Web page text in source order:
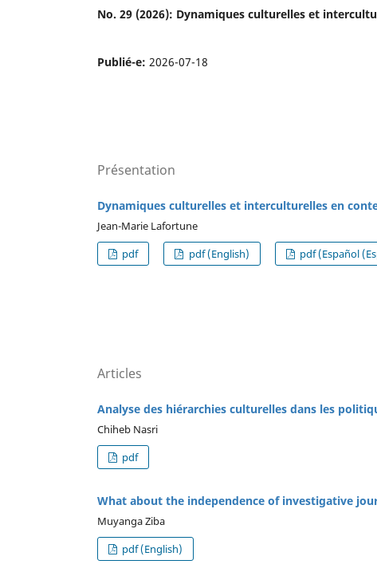
No. 29 (2026): Dynamiques culturelles et
Publié-e: 2026-07-18
Présentation
Dynamiques culturelles et interculturelles en
Jean-Marie Lafortune
pdf
pdf (English) pdf (Español
Articles
Analyse des hiérarchies culturelles dans les
Chiheb Nasri
pdf
What about the independence of investigative
Muyanga Ziba
pdf (English)